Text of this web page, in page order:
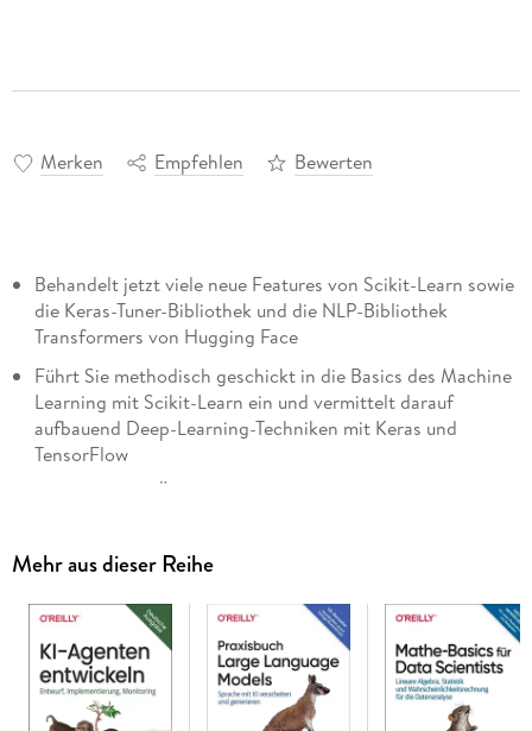
Merken Empfehlen Bewerten
Behandelt jetzt viele neue Features von Scikit-Learn sowie
die Keras-Tuner-Bibliothek und die NLP-Bibliothek
Transformers von Hugging Face
Führt Sie methodisch geschickt in die Basics des Machine
Learning mit Scikit-Learn ein und vermittelt darauf
aufbauend Deep-Learning-Techniken mit Keras und
TensorFlow
Mit zahlreiche Übungen und Lösungen
Maschinelles Lernen und insbesondere Deep Learning haben
Inzwischen können sogar Programmierer, die kaum etwas
über diese Technologie wissen, mit einfachen, effizienten
Werkzeugen Machine-Learning-Programme implementieren.
Dieses Standardwerk verwendet konkrete Beispiele, ein
Minimum an Theorie und unmittelbar einsetzbare Python-
Mehr aus dieser Reihe